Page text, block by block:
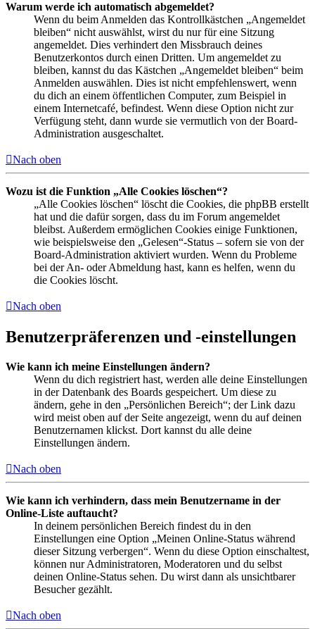
Warum werde ich automatisch abgemeldet?
Wenn du beim Anmelden das Kontrollkästchen „Angemeldet
bleiben“ nicht auswählst, wirst du nur für eine Sitzung
angemeldet. Dies verhindert den Missbrauch deines
Benutzerkontos durch einen Dritten. Um angemeldet zu
bleiben, kannst du das Kästchen „Angemeldet bleiben“ beim
Anmelden auswählen. Dies ist nicht empfehlenswert, wenn
du dich an einem öffentlichen Computer, zum Beispiel in
einem Internetcafé, befindest. Wenn diese Option nicht zur
Verfügung steht, dann wurde sie vermutlich von der Board-
Administration ausgeschaltet.
Nach oben
Wozu ist die Funktion „Alle Cookies löschen“?
„Alle Cookies löschen“ löscht die Cookies, die phpBB erstellt
hat und die dafür sorgen, dass du im Forum angemeldet
bleibst. Außerdem ermöglichen Cookies einige Funktionen,
wie beispielsweise den „Gelesen“-Status – sofern sie von der
Board-Administration aktiviert wurden. Wenn du Probleme
bei der An- oder Abmeldung hast, kann es helfen, wenn du
die Cookies löscht.
Nach oben
Benutzerpräferenzen und -einstellungen
Wie kann ich meine Einstellungen ändern?
Wenn du dich registriert hast, werden alle deine Einstellungen
in der Datenbank des Boards gespeichert. Um diese zu
ändern, gehe in den „Persönlichen Bereich“; der Link dazu
wird meist oben auf der Seite angezeigt, wenn du auf deinen
Benutzernamen klickst. Dort kannst du alle deine
Einstellungen ändern.
Nach oben
Wie kann ich verhindern, dass mein Benutzername in der
Online-Liste auftaucht?
In deinem persönlichen Bereich findest du in den
Einstellungen eine Option „Meinen Online-Status während
dieser Sitzung verbergen“. Wenn du diese Option einschaltest,
können nur Administratoren, Moderatoren und du selbst
deinen Online-Status sehen. Du wirst dann als unsichtbarer
Besucher gezählt.
Nach oben